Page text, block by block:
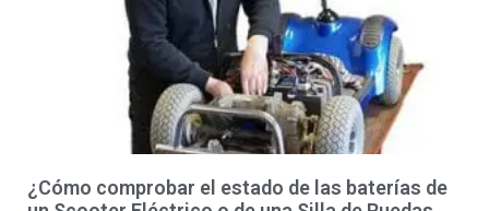
¿Cómo comprobar el estado de las baterías de